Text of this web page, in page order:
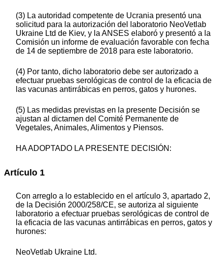
(3) La autoridad competente de Ucrania presentó una
solicitud para la autorización del laboratorio NeoVetlab
Ukraine Ltd de Kiev, y la ANSES elaboró y presentó a la
Comisión un informe de evaluación favorable con fecha
de 14 de septiembre de 2018 para este laboratorio.
(4) Por tanto, dicho laboratorio debe ser autorizado a
efectuar pruebas serológicas de control de la eficacia de
las vacunas antirrábicas en perros, gatos y hurones.
(5) Las medidas previstas en la presente Decisión se
ajustan al dictamen del Comité Permanente de
Vegetales, Animales, Alimentos y Piensos.
HA ADOPTADO LA PRESENTE DECISIÓN:
Artículo 1
Con arreglo a lo establecido en el artículo 3, apartado 2,
de la Decisión 2000/258/CE, se autoriza al siguiente
laboratorio a efectuar pruebas serológicas de control de
la eficacia de las vacunas antirrábicas en perros, gatos y
hurones:
NeoVetlab Ukraine Ltd.